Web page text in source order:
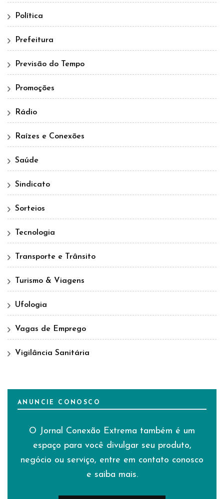
Política
Prefeitura
Previsão do Tempo
Promoções
Rádio
Raízes e Conexões
Saúde
Sindicato
Sorteios
Tecnologia
Transporte e Trânsito
Turismo & Viagens
Ufologia
Vagas de Emprego
Vigilância Sanitária
ANUNCIE CONOSCO
O Jornal Conexão Extrema também é um
espaço para você divulgar seu produto,
negócio ou serviço, entre em contato conosco
e saiba mais.